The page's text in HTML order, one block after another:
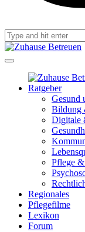
Ratgeber
Gesund
Bildung
Digitale
Pflege
Regionales
Pflegefilme
Lexikon
Forum